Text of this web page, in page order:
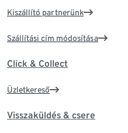
Kiszállító partnerünk
Szállítási cím módosítása
Click & Collect
Üzletkereső
Visszaküldés & csere